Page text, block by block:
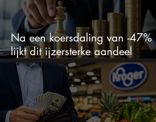
Na een koersdaling van -47%
lijkt dit ijzersterke aandeel
aantrekkelijker dan ooit